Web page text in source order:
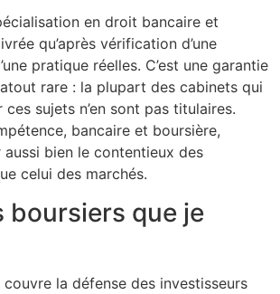
en droit bancaire et
qu’après vérification d’une
pratique réelles. C’est une garantie
rare : la plupart des cabinets qui
sujets n’en sont pas titulaires.
bancaire et boursière,
bien le contentieux des
celui des marchés.
boursiers que je
la défense des investisseurs